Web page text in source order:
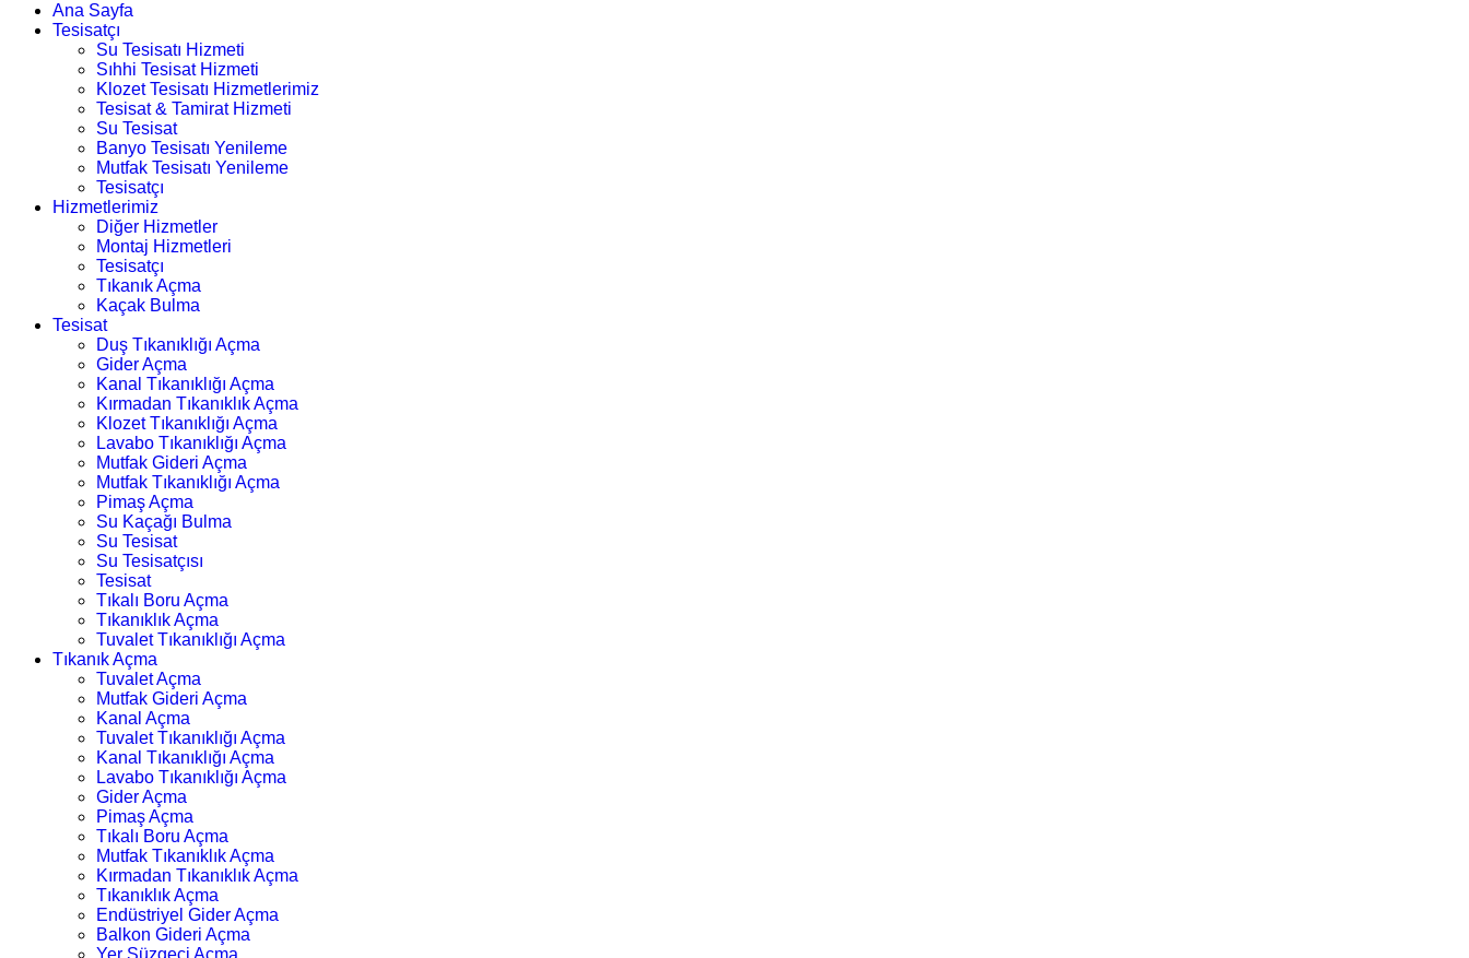
Ana Sayfa
Tesisatçı
Su Tesisatı Hizmeti
Sıhhi Tesisat Hizmeti
Klozet Tesisatı Hizmetlerimiz
Tesisat & Tamirat Hizmeti
Su Tesisat
Banyo Tesisatı Yenileme
Mutfak Tesisatı Yenileme
Tesisatçı
Hizmetlerimiz
Diğer Hizmetler
Montaj Hizmetleri
Tesisatçı
Tıkanık Açma
Kaçak Bulma
Tesisat
Duş Tıkanıklığı Açma
Gider Açma
Kanal Tıkanıklığı Açma
Kırmadan Tıkanıklık Açma
Klozet Tıkanıklığı Açma
Lavabo Tıkanıklığı Açma
Mutfak Gideri Açma
Mutfak Tıkanıklığı Açma
Pimaş Açma
Su Kaçağı Bulma
Su Tesisat
Su Tesisatçısı
Tesisat
Tıkalı Boru Açma
Tıkanıklık Açma
Tuvalet Tıkanıklığı Açma
Tıkanık Açma
Tuvalet Açma
Mutfak Gideri Açma
Kanal Açma
Tuvalet Tıkanıklığı Açma
Kanal Tıkanıklığı Açma
Lavabo Tıkanıklığı Açma
Gider Açma
Pimaş Açma
Tıkalı Boru Açma
Mutfak Tıkanıklık Açma
Kırmadan Tıkanıklık Açma
Tıkanıklık Açma
Endüstriyel Gider Açma
Balkon Gideri Açma
Yer Süzgeci Açma